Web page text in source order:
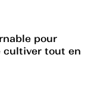
pour
cultiver tout en